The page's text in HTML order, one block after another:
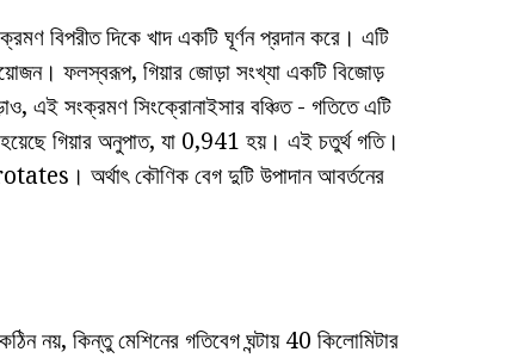
বিপরীত দিকে খাদ একটি ঘূর্ণন প্রদান করে। এটি
ফলস্বরূপ, গিয়ার জোড়া সংখ্যা একটি বিজোড়
এই সংক্রমণ সিংক্রোনাইসার বঞ্চিত - গতিতে এটি
গিয়ার অনুপাত, যা 0,941 হয়। এই চতুর্থ গতি।
অর্থাৎ কৌণিক বেগ দুটি উপাদান আবর্তনের
নয়, কিন্তু মেশিনের গতিবেগ ঘন্টায় 40 কিলোমিটার